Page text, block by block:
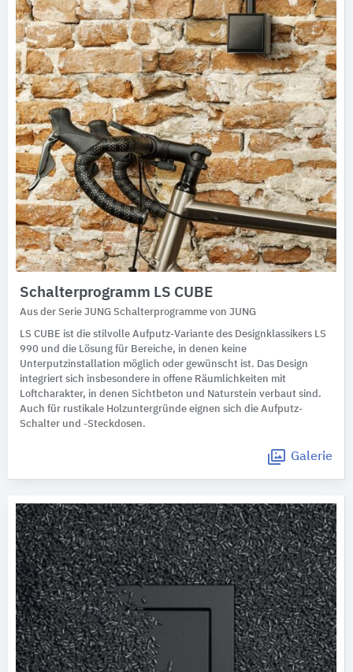
Schalterprogramm LS CUBE
Aus der Serie JUNG Schalterprogramme von JUNG
LS CUBE ist die stilvolle Aufputz-Variante des Designklassikers LS
990 und die Lösung für Bereiche, in denen keine
Unterputzinstallation möglich oder gewünscht ist. Das Design
integriert sich insbesondere in offene Räumlichkeiten mit
Loftcharakter, in denen Sichtbeton und Naturstein verbaut sind.
Auch für rustikale Holzuntergründe eignen sich die Aufputz-
Schalter und -Steckdosen.
Galerie